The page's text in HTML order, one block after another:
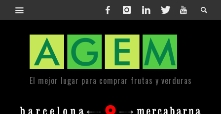
El mejor lugar para comprar frutas y verduras